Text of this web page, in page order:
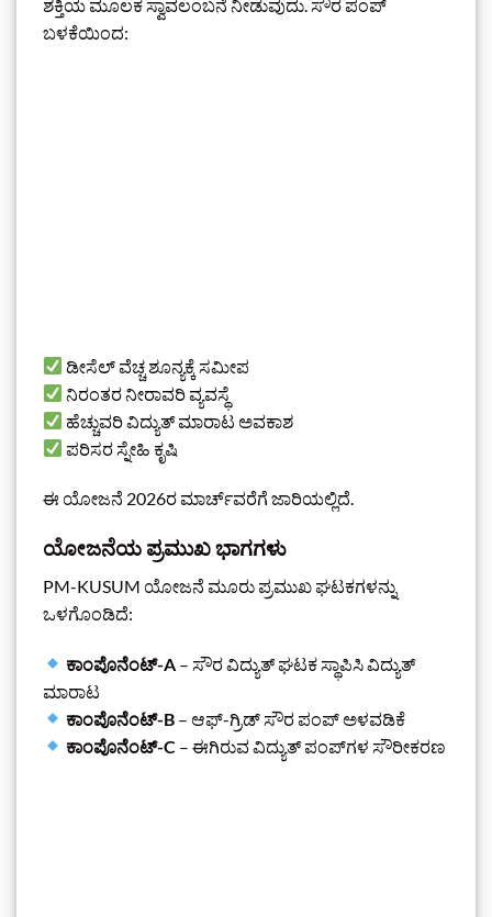
ಶಕ್ತಿಯ ಮೂಲಕ ಸ್ವಾವಲಂಬನೆ ನೀಡುವುದು. ಸೌರ ಪಂಪ್
ಬಳಕೆಯಿಂದ:
ಡೀಸೆಲ್ ವೆಚ್ಚ ಶೂನ್ಯಕ್ಕೆ ಸಮೀಪ
ನಿರಂತರ ನೀರಾವರಿ ವ್ಯವಸ್ಥೆ
ಹೆಚ್ಚುವರಿ ವಿದ್ಯುತ್ ಮಾರಾಟ ಅವಕಾಶ
ಪರಿಸರ ಸ್ನೇಹಿ ಕೃಷಿ
ಈ ಯೋಜನೆ 2026ರ ಮಾರ್ಚ್‌ವರೆಗೆ ಜಾರಿಯಲ್ಲಿದೆ.
ಯೋಜನೆಯ ಪ್ರಮುಖ ಭಾಗಗಳು
PM-KUSUM ಯೋಜನೆ ಮೂರು ಪ್ರಮುಖ ಘಟಕಗಳನ್ನು
ಒಳಗೊಂಡಿದೆ:
ಕಾಂಪೊನೆಂಟ್-A – ಸೌರ ವಿದ್ಯುತ್ ಘಟಕ ಸ್ಥಾಪಿಸಿ ವಿದ್ಯುತ್
ಮಾರಾಟ
ಕಾಂಪೊನೆಂಟ್-B – ಆಫ್-ಗ್ರಿಡ್ ಸೌರ ಪಂಪ್ ಅಳವಡಿಕೆ
ಕಾಂಪೊನೆಂಟ್-C – ಈಗಿರುವ ವಿದ್ಯುತ್ ಪಂಪ್‌ಗಳ ಸೌರೀಕರಣ